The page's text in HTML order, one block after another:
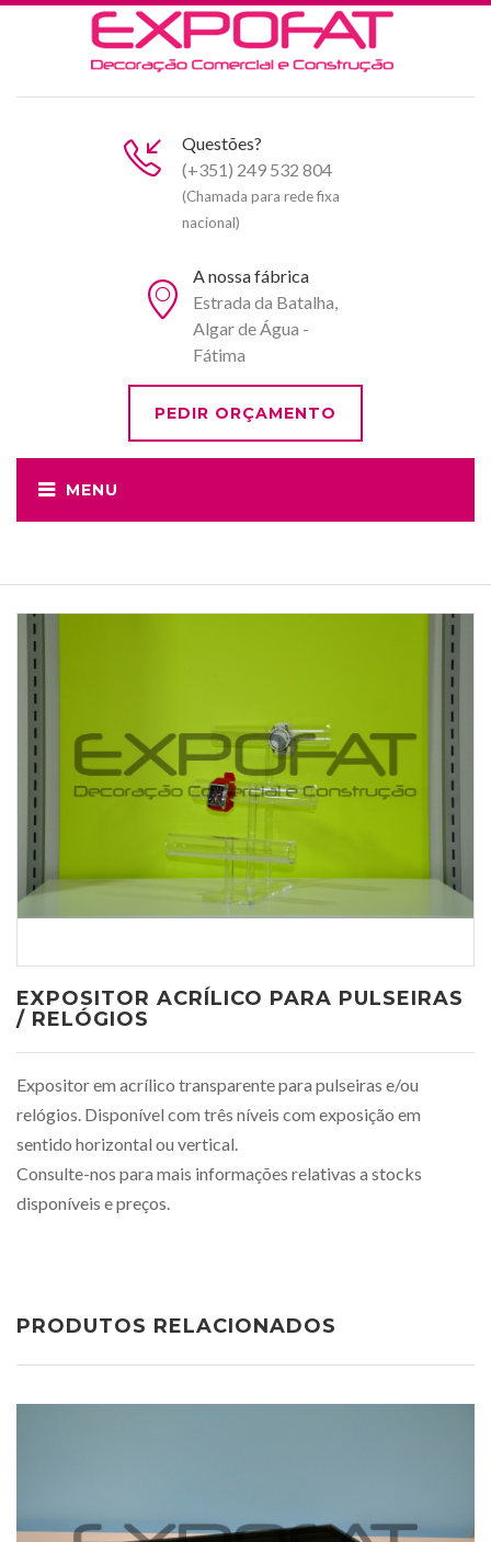
Questões?
(+351) 249 532 804
(Chamada para rede fixa
nacional)
A nossa fábrica
Estrada da Batalha,
Algar de Água -
Fátima
PEDIR ORÇAMENTO
EXPOSITOR ACRÍLICO PARA PULSEIRAS
/ RELÓGIOS
Expositor em acrílico transparente para pulseiras e/ou
relógios. Disponível com três níveis com exposição em
sentido horizontal ou vertical.
Consulte-nos para mais informações relativas a stocks
disponíveis e preços.
PRODUTOS RELACIONADOS